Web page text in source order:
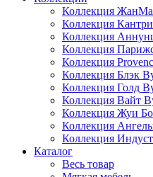
Коллекция
Коллекция
Коллекция
Коллекция
Коллекция
Коллекция Блэк
Коллекция Голд
Коллекция Вайт
Коллекция Жуи
Коллекция
Коллекция
Каталог
Весь товар